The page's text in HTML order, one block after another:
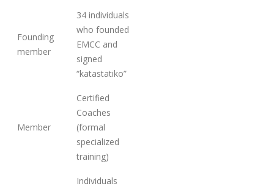
Founding
member
34 individuals
who founded
EMCC and
signed
“katastatiko”
Member
Certified
Coaches
(formal
specialized
training)
Individuals